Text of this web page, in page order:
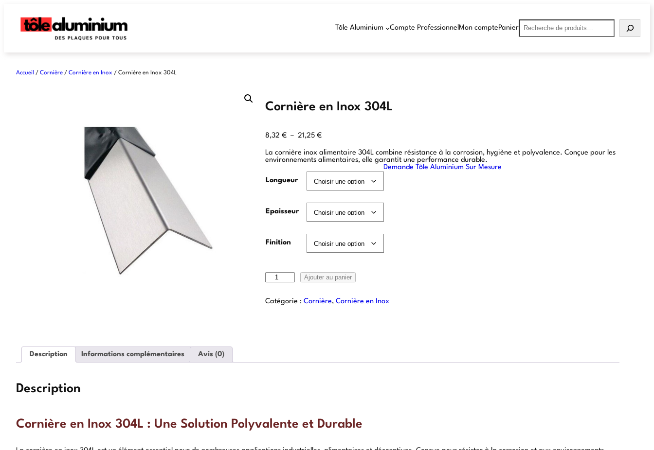
Tôle Aluminium Compte ProfessionnelMon comptePanier
Accueil / Cornière / Cornière en Inox / Cornière en Inox 304L
Cornière en Inox 304L
8,32 € – 21,25 €
La cornière inox alimentaire 304L combine résistance à la corrosion, hygiène et polyvalence. Conçue pour les
environnements alimentaires, elle garantit une performance durable.
Demande Tôle Aluminium Sur Mesure
Longueur
Epaisseur
Finition
Ajouter au panier
Catégorie : Cornière, Cornière en Inox
Description Informations complémentaires Avis (0)
Description
Cornière en Inox 304L : Une Solution Polyvalente et Durable